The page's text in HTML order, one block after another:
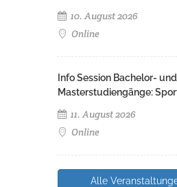
10. August 2026
Online
Info Session Bachelor- und
Masterstudiengänge:
11. August 2026
Online
Alle